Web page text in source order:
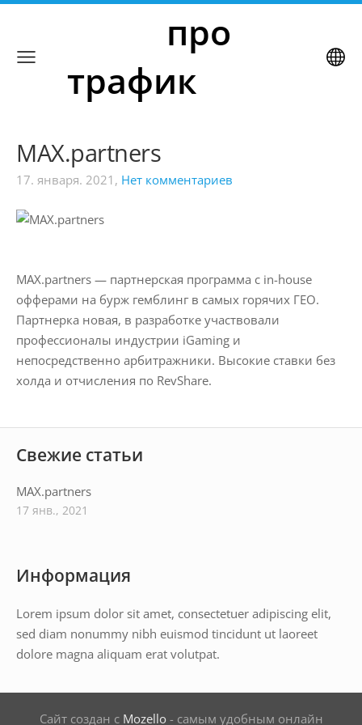
трафик
Свежие статьи
MAX.partners
17 янв., 2021
Информация
Lorem ipsum dolor sit amet, consectetuer adipiscing elit,
sed diam nonummy nibh euismod tincidunt ut laoreet
dolore magna aliquam erat volutpat.
MAX.partners
17. января. 2021, Нет комментариев
MAX.partners — партнерская программа с in-house
офферами на бурж гемблинг в самых горячих ГЕО.
Партнерка новая, в разработке участвовали
профессионалы индустрии iGaming и
непосредственно арбитражники. Высокие ставки без
холда и отчисления по RevShare.
Сайт создан с Mozello- самым удобным онлайн